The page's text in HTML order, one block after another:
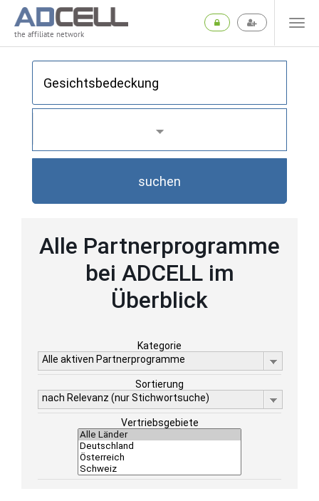
the affiliate network
suchen
Alle Partnerprogramme
bei ADCELL im
Überblick
Kategorie
Alle aktiven Partnerprogramme
Sortierung
nach Relevanz (nur Stichwortsuche)
Vertriebsgebiete